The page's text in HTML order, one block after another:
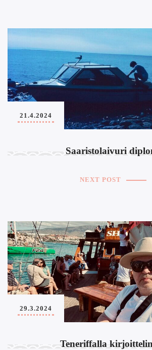
Saaristolaivuri
21.4.2024
NEXT POST
Teneriffalla
29.3.2024